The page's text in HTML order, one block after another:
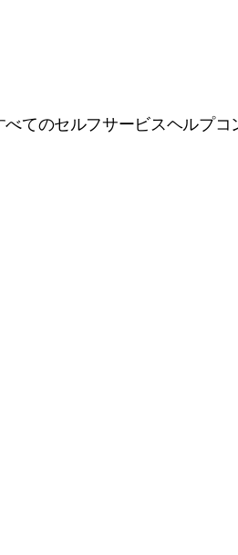
てのセルフサービスヘルプコ